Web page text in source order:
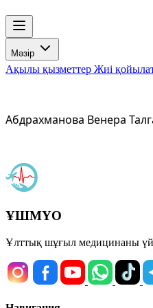
Мәзір
Ақылы қызметтер Жиі
Абдрахманова Венера
ҰШМҮО
Ұлттық шұғыл медицинаны